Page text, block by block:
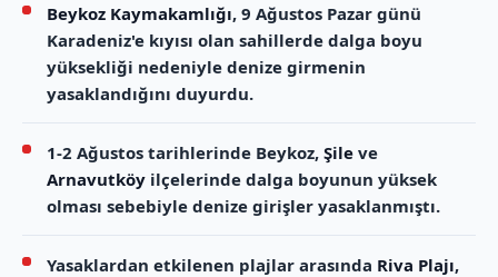
Beykoz Kaymakamlığı, 9 Ağustos Pazar günü
Karadeniz'e kıyısı olan sahillerde dalga boyu
yüksekliği nedeniyle denize girmenin
yasaklandığını duyurdu.
1-2 Ağustos tarihlerinde Beykoz, Şile ve
Arnavutköy ilçelerinde dalga boyunun yüksek
olması sebebiyle denize girişler yasaklanmıştı.
Yasaklardan etkilenen plajlar arasında Riva Plajı,